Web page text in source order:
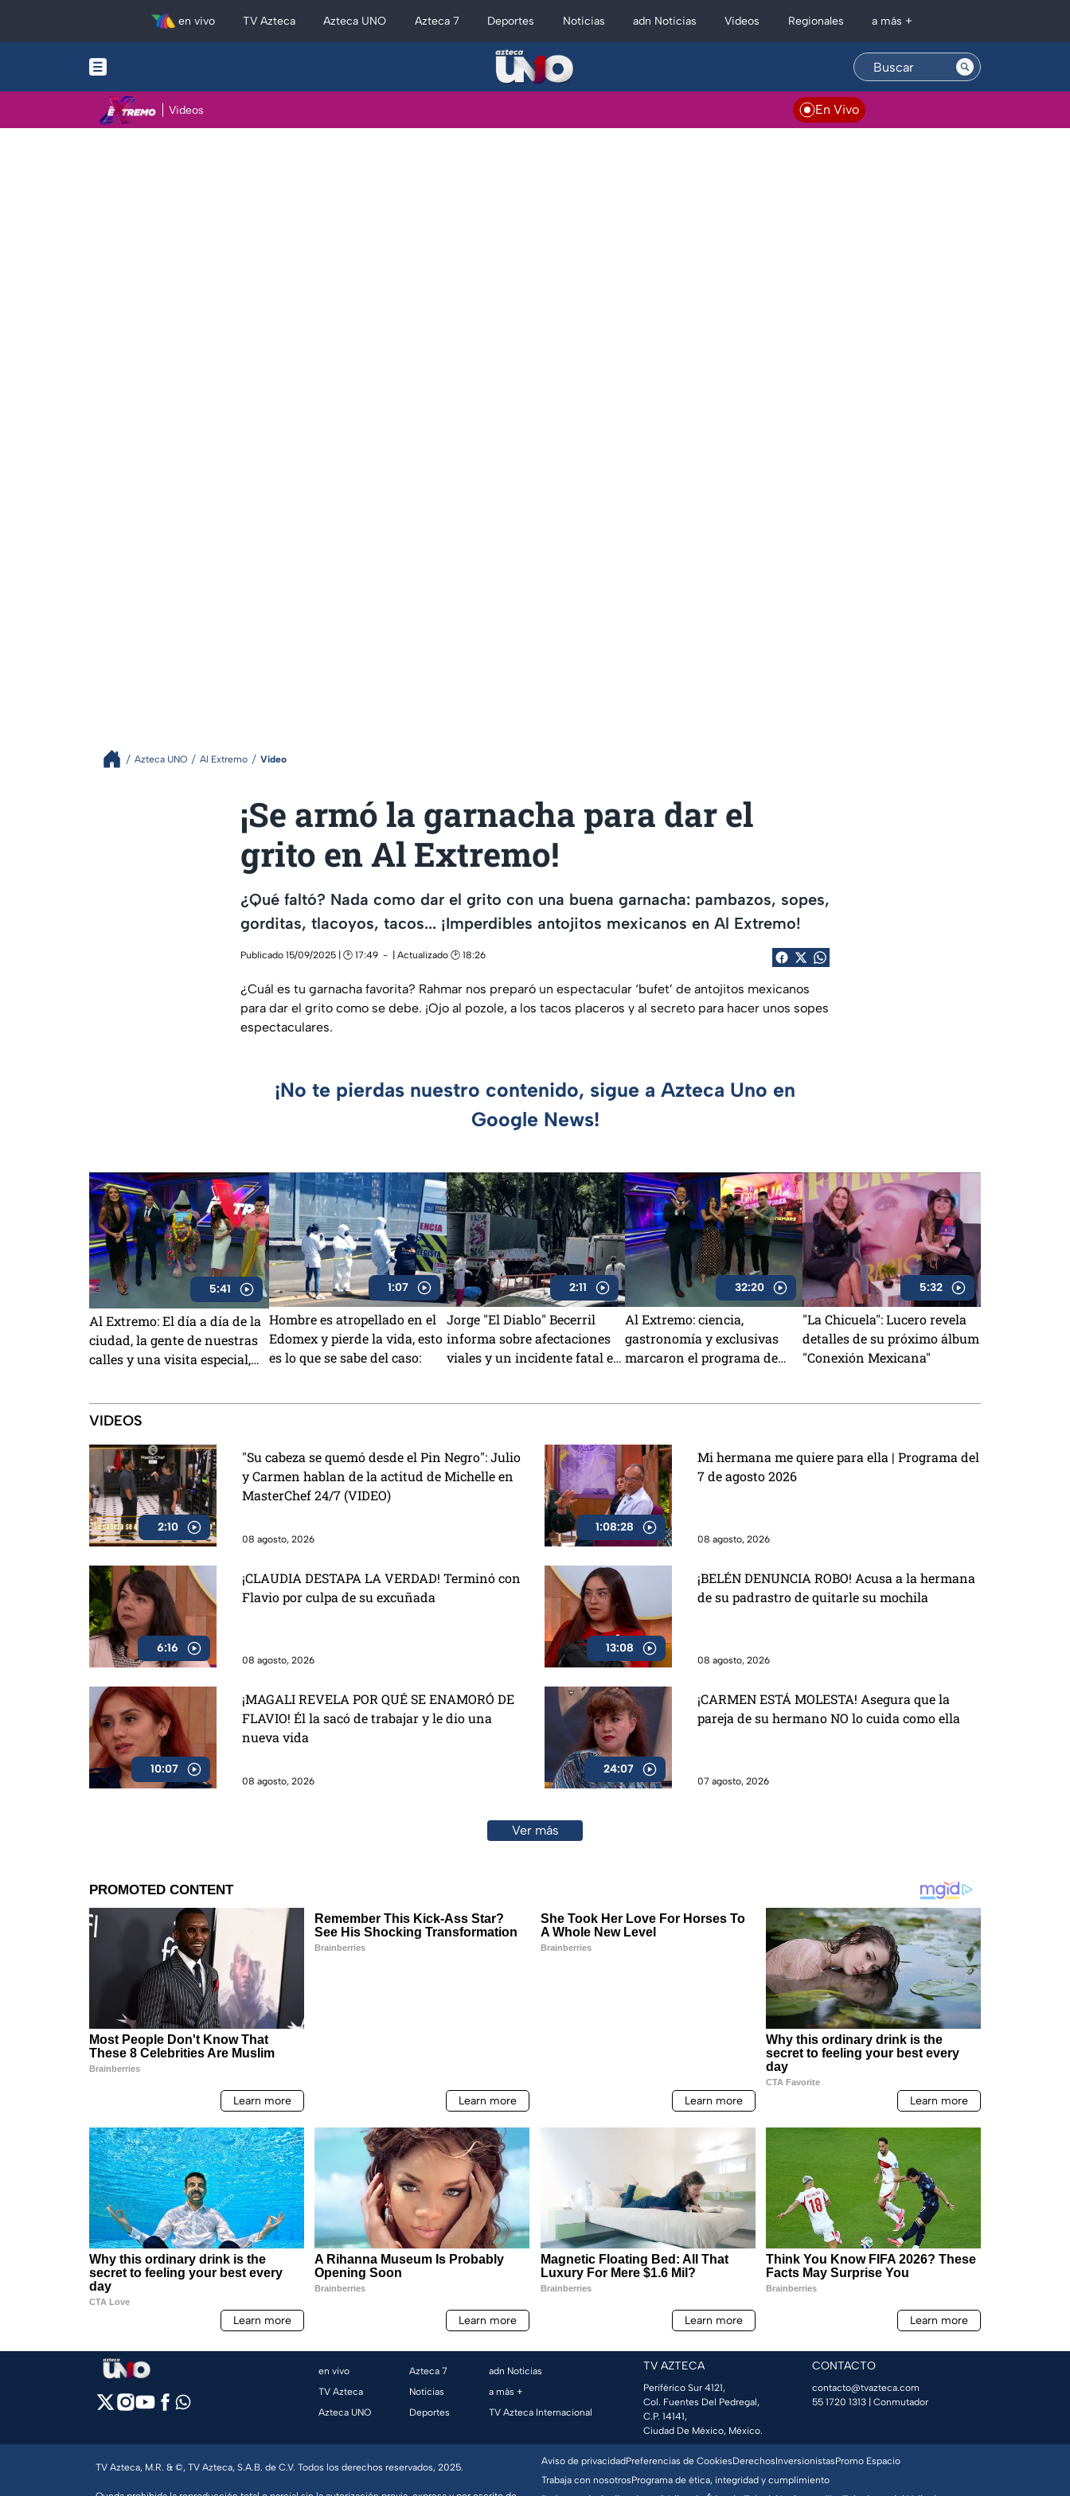
en vivo TV Azteca Azteca UNO Azteca 7 Deportes Noticias adn Noticias Videos Regionales a más +
Videos En Vivo
Azteca UNO Al Extremo Video
¡Se armó la garnacha para dar el
grito en Al Extremo!
¿Qué faltó? Nada como dar el grito con una buena garnacha: pambazos, sopes,
gorditas, tlacoyos, tacos... ¡Imperdibles antojitos mexicanos en Al Extremo!
Publicado 15/09/2025 | 🕑 17:49 | Actualizado 🕑 18:26
¿Cuál es tu garnacha favorita? Rahmar nos preparó un espectacular ‘bufet’ de antojitos mexicanos
para dar el grito como se debe. ¡Ojo al pozole, a los tacos placeros y al secreto para hacer unos sopes
espectaculares.
¡No te pierdas nuestro contenido, sigue a Azteca Uno en
Google News!
5:41
Al Extremo: El día a día de la
ciudad, la gente de nuestras
calles y una visita especial,
1:07
Hombre es atropellado en el
Edomex y pierde la vida, esto
es lo que se sabe del caso:
2:11
Jorge "El Diablo" Becerril
informa sobre afectaciones
viales y un incidente fatal en
32:20
Al Extremo: ciencia,
gastronomía y exclusivas
marcaron el programa de
5:32
"La Chicuela": Lucero revela
detalles de su próximo álbum
"Conexión Mexicana"
VIDEOS
2:10
"Su cabeza se quemó desde el Pin Negro": Julio
y Carmen hablan de la actitud de Michelle en
MasterChef 24/7 (VIDEO)
08 agosto, 2026
1:08:28
Mi hermana me quiere para ella | Programa del
7 de agosto 2026
08 agosto, 2026
6:16
¡CLAUDIA DESTAPA LA VERDAD! Terminó con
Flavio por culpa de su excuñada
08 agosto, 2026
13:08
¡BELÉN DENUNCIA ROBO! Acusa a la hermana
de su padrastro de quitarle su mochila
08 agosto, 2026
10:07
¡MAGALI REVELA POR QUÉ SE ENAMORÓ DE
FLAVIO! Él la sacó de trabajar y le dio una
nueva vida
08 agosto, 2026
24:07
¡CARMEN ESTÁ MOLESTA! Asegura que la
pareja de su hermano NO lo cuida como ella
07 agosto, 2026
Ver más
en vivo
TV Azteca
Azteca UNO
Azteca 7
Noticias
Deportes
adn Noticias
a más +
TV Azteca Internacional
TV AZTECA
Periférico Sur 4121,
Col. Fuentes Del Pedregal,
C.P. 14141,
Ciudad De México, México.
CONTACTO
contacto@tvazteca.com
55 1720 1313 | Conmutador
TV Azteca, M.R. & ©, TV Azteca, S.A.B. de C.V. Todos los derechos reservados, 2025.
Aviso de privacidadPreferencias de CookiesDerechosInversionistasPromo Espacio
Trabaja con nosotrosPrograma de ética, integridad y cumplimiento